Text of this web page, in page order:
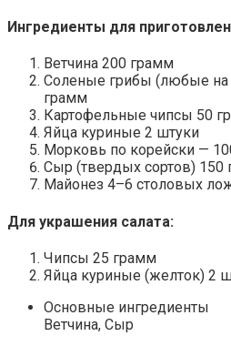
Ингредиенты для
Ветчина 200 грамм
Соленые грибы (любые на
грамм
Картофельные чипсы 50
Яйца куриные 2 штуки
Морковь по корейски —
Сыр (твердых сортов) 150
Майонез 4–6 столовых
Для украшения салата:
Чипсы 25 грамм
Яйца куриные (желток) 2
Основные ингредиенты
Ветчина, Сыр